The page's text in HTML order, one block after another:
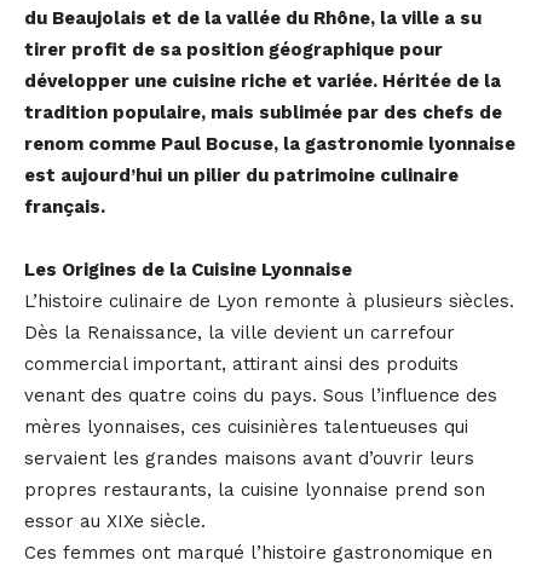
du Beaujolais et de la vallée du Rhône, la ville a su
tirer profit de sa position géographique pour
développer une cuisine riche et variée. Héritée de la
tradition populaire, mais sublimée par des chefs de
renom comme Paul Bocuse, la gastronomie lyonnaise
est aujourd’hui un pilier du patrimoine culinaire
français.
Les Origines de la Cuisine Lyonnaise
L’histoire culinaire de Lyon remonte à plusieurs siècles.
Dès la Renaissance, la ville devient un carrefour
commercial important, attirant ainsi des produits
venant des quatre coins du pays. Sous l’influence des
mères lyonnaises, ces cuisinières talentueuses qui
servaient les grandes maisons avant d’ouvrir leurs
propres restaurants, la cuisine lyonnaise prend son
essor au XIXe siècle.
Ces femmes ont marqué l’histoire gastronomique en